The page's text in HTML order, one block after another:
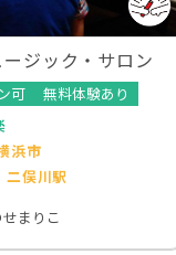
ジック・サロン
可
無料体験あり
浜市
二俣川駅
せまりこ